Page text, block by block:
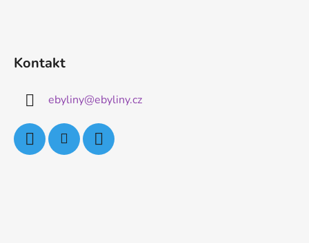
Kontakt
ebyliny@ebyliny.cz